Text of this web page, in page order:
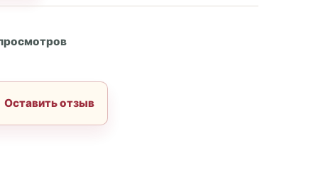
Оставить отзыв